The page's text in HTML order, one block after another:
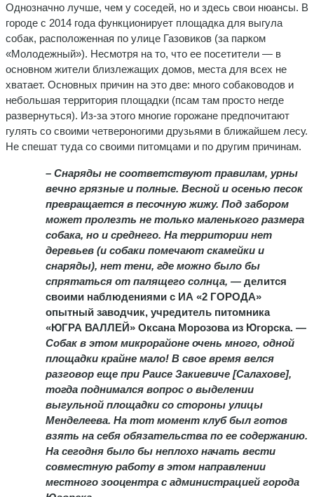
Однозначно лучше, чем у соседей, но и здесь свои нюансы. В
городе с 2014 года функционирует площадка для выгула
собак, расположенная по улице Газовиков (за парком
«Молодежный»). Несмотря на то, что ее посетители — в
основном жители близлежащих домов, места для всех не
хватает. Основных причин на это две: много собаководов и
небольшая территория площадки (псам там просто негде
развернуться). Из-за этого многие горожане предпочитают
гулять со своими четвероногими друзьями в ближайшем лесу.
Не спешат туда со своими питомцами и по другим причинам.
– Снаряды не соответствуют правилам, урны
вечно грязные и полные. Весной и осенью песок
превращается в песочную жижу. Под забором
может пролезть не только маленького размера
собака, но и среднего. На территории нет
деревьев (и собаки помечают скамейки и
снаряды), нет тени, где можно было бы
спрятаться от палящего солнца, — делится
своими наблюдениями с ИА «2 ГОРОДА»
опытный заводчик, учредитель питомника
«ЮГРА ВАЛЛЕЙ»Оксана Морозова из Югорска.—
Собак в этом микрорайоне очень много, одной
площадки крайне мало! В свое время велся
разговор еще при Раисе Закиевиче [Салахове],
тогда поднимался вопрос о выделении
выгульной площадки со стороны улицы
Менделеева. На тот момент клуб был готов
взять на себя обязательства по ее содержанию.
На сегодня было бы неплохо начать вести
совместную работу в этом направлении
местного зооцентра с администрацией города